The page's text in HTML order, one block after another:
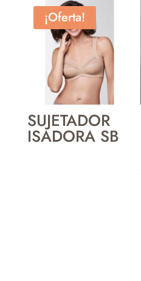
¡Oferta!
SUJETADOR
ISADORA SB